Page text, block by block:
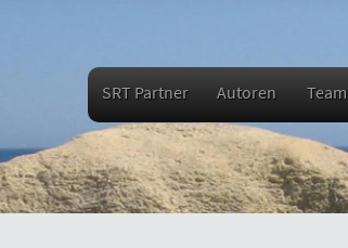
SRT Partner Autoren Team